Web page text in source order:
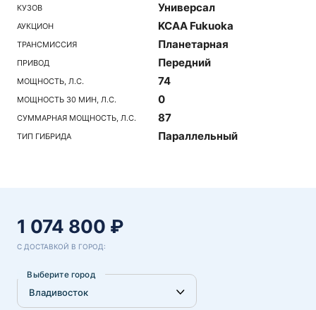
КУЗОВ Универсал
АУКЦИОН KCAA Fukuoka
ТРАНСМИССИЯ Планетарная
ПРИВОД Передний
МОЩНОСТЬ, Л.С. 74
МОЩНОСТЬ 30 МИН, Л.С. 0
СУММАРНАЯ МОЩНОСТЬ, Л.С. 87
ТИП ГИБРИДА Параллельный
1 074 800 ₽
С ДОСТАВКОЙ В ГОРОД:
Выберите город